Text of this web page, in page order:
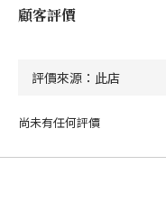
顧客評價
尚未有任何評價